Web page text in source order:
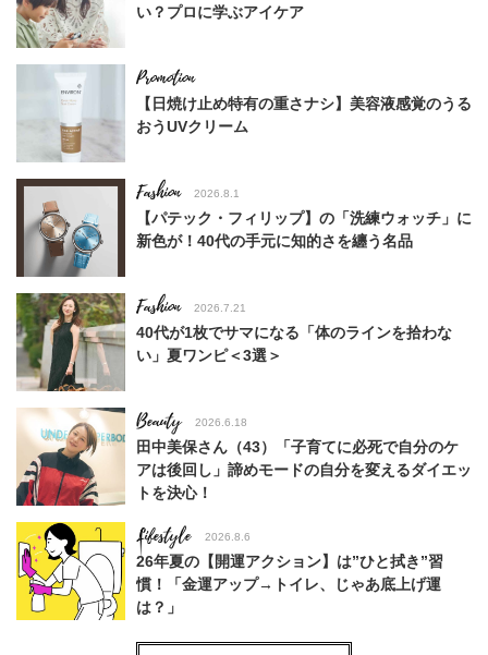
い？プロに学ぶアイケア
【日焼け止め特有の重さナシ】美容液感覚のうる
おうUVクリーム
Fashion 2026.8.1
【パテック・フィリップ】の「洗練ウォッチ」に
新色が！40代の手元に知的さを纏う名品
Fashion 2026.7.21
40代が1枚でサマになる「体のラインを拾わな
い」夏ワンピ＜3選＞
Beauty 2026.6.18
田中美保さん（43）「子育てに必死で自分のケ
アは後回し」諦めモードの自分を変えるダイエッ
トを決心！
Lifestyle 2026.8.6
26年夏の【開運アクション】は”ひと拭き”習
慣！「金運アップ→トイレ、じゃあ底上げ運
は？」